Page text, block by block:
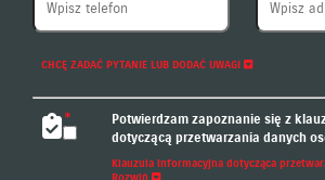
CHCĘ ZADAĆ PYTANIE LUB DODAĆ UWAGI
Potwierdzam zapoznanie się z
dotyczącą przetwarzania danych
Klauzula informacyjna dotycząca